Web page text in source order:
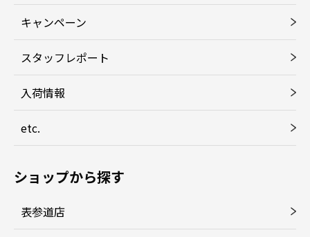
キャンペーン
スタッフレポート
入荷情報
etc.
ショップから探す
表参道店